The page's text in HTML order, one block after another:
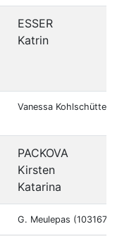
ESSER
Katrin
Vanessa Kohlschütter
PACKOVA
Kirsten
Katarina
G. Meulepas